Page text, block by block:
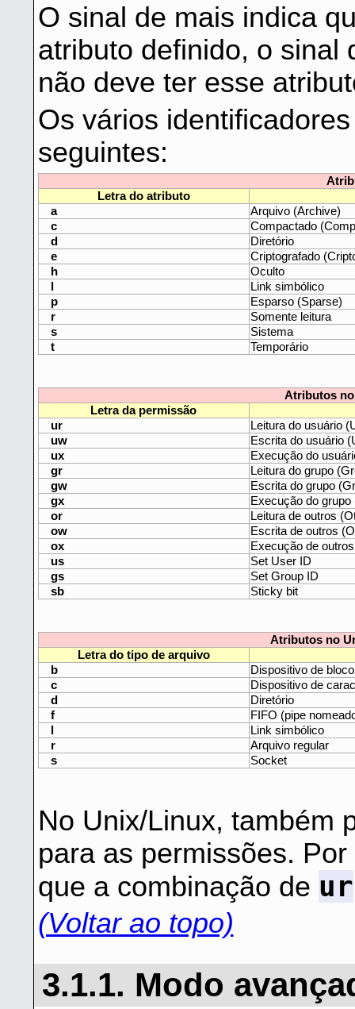
O sinal de mais indica
atributo definido, o sinal
não deve ter esse
Os vários
seguintes:
Letra do atributo
a
Arquivo (Archive)
c
Compactado
d
Diretório
e
Criptografado
h
Oculto
Link simbólico
p
Esparso (Sparse)
r
Somente leitura
s
Sistema
t
Temporário
Atributos
Letra da permissão
ur
Leitura do usuário
uw
Escrita do usuário
ux
Execução do
gr
Leitura do grupo
gw
Escrita do grupo
gx
Execução do
or
Leitura de outros
ow
Escrita de outros
ox
Execução de
us
Set User ID
gs
Set Group ID
sb
Sticky bit
Atributos no
Letra do tipo de arquivo
b
Dispositivo de bloco
c
Dispositivo de
d
Diretório
f
FIFO (pipe
Link simbólico
r
Arquivo regular
s
Socket
No Unix/Linux, também
para as permissões.
que a combinação de ur
(Voltar ao topo)
3.1.1. Modo